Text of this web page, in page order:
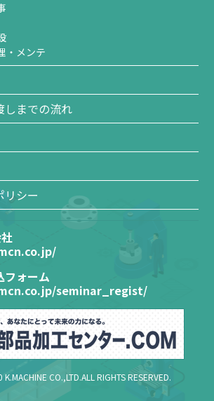
・メンテ
しまでの流れ
リシー
フォーム
seminar_regist/
CO.,LTD.ALL RIGHTS RESERVED.